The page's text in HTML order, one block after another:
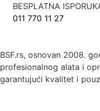
BESPLATNA
011 770 11 27
BSF.rs, osnovan 2008.
profesionalnog alata i
garantujući kvalitet i